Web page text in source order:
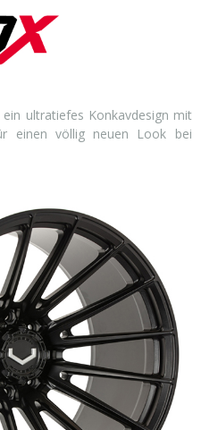
ein ultratiefes Konkavdesign mit
einen völlig neuen Look bei